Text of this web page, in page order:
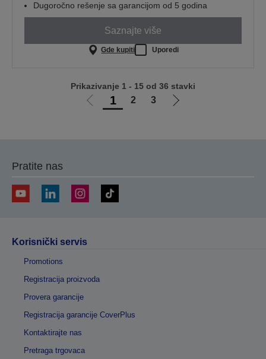
Dugoročno rešenje sa garancijom od 5 godina
Saznajte više
Gde kupiti Uporedi
Idi
1 2 3
Idi
Prikazivanje 1 - 15 od 36 stavki
Pratite nas
Korisnički servis
Promotions
Registracija proizvoda
Provera garancije
Registracija garancije CoverPlus
Kontaktirajte nas
Pretraga trgovaca